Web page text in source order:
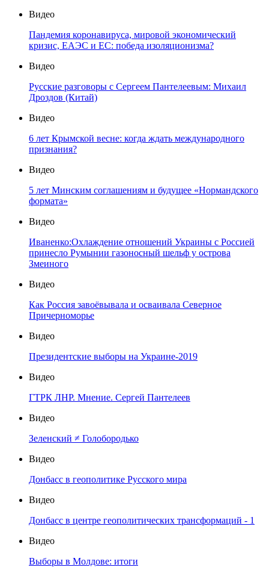
Видео
Пандемия коронавируса, мировой экономический
кризис, ЕАЭС и ЕС: победа изоляционизма?
Видео
Русские разговоры с Сергеем Пантелеевым: Михаил
Дроздов (Китай)
Видео
6 лет Крымской весне: когда ждать международного
признания?
Видео
5 лет Минским соглашениям и будущее «Нормандского
формата»
Видео
Иваненко:Охлаждение отношений Украины с Россией
принесло Румынии газоносный шельф у острова
Змеиного
Видео
Как Россия завоёвывала и осваивала Северное
Причерноморье
Видео
Президентские выборы на Украине-2019
Видео
ГТРК ЛНР. Мнение. Сергей Пантелеев
Видео
Зеленский ≠ Голобородько
Видео
Донбасс в геополитике Русского мира
Видео
Донбасс в центре геополитических трансформаций - 1
Видео
Выборы в Молдове: итоги